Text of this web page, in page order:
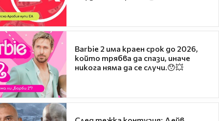
Barbie 2 има краен срок до 2026,
който трябва да спази, иначе
никога няма да се случи.😯💥